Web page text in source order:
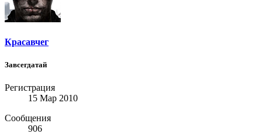
Красавчег
Завсегдатай
Регистрация
15 Мар 2010
Сообщения
906